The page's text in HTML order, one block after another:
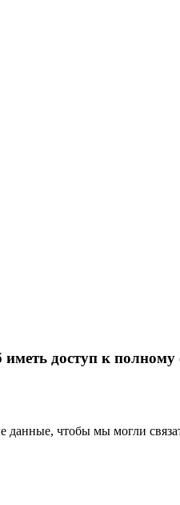
иметь доступ к
данные, чтобы мы могли